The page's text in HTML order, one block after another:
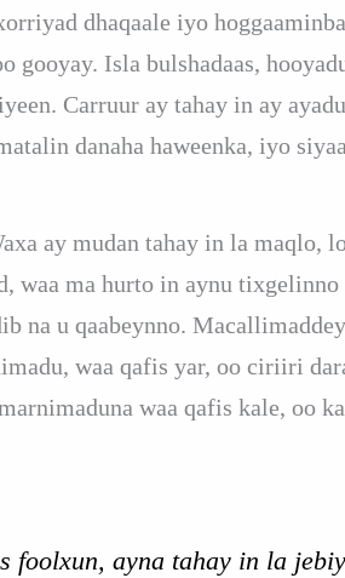
dhaqaale iyo
gooyay. Isla bulshadaas,
Carruur ay tahay in ay
danaha haweenka, iyo
ay mudan tahay in la maqlo,
waa ma hurto in aynu
na u qaabeynno.
waa qafis yar, oo ciriiri
waa qafis kale,
foolxun, ayna tahay in la